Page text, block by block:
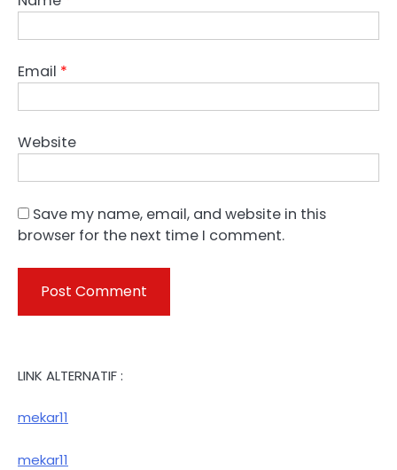
Email *
Website
Save my name, email, and website in this
browser for the next time I comment.
LINK ALTERNATIF :
mekar11
mekar11